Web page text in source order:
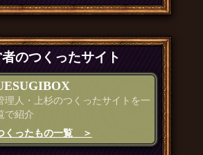
のつくったサイト
理人・上杉のつくったサイトを一
で紹介
くったもの一覧 ＞